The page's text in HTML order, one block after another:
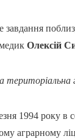
Олексій
територіальна
1994 року в
аграрному